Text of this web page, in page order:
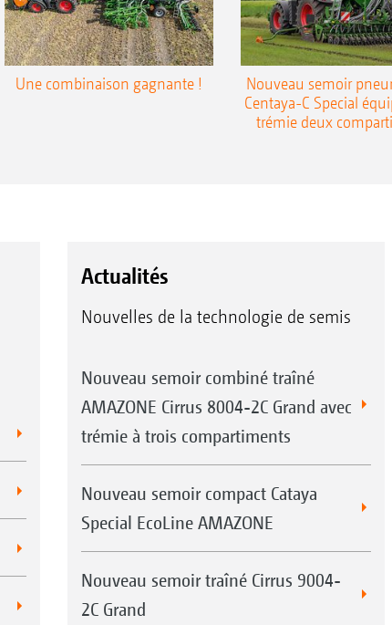
Une combinaison gagnante !
Nouveau semoir
Centaya-C Special
trémie deux
Actualités
Nouvelles de la technologie de semis
Nouveau semoir combiné traîné
AMAZONE Cirrus 8004-2C Grand avec
trémie à trois compartiments
Nouveau semoir compact Cataya
Special EcoLine AMAZONE
Nouveau semoir traîné Cirrus 9004-
2C Grand